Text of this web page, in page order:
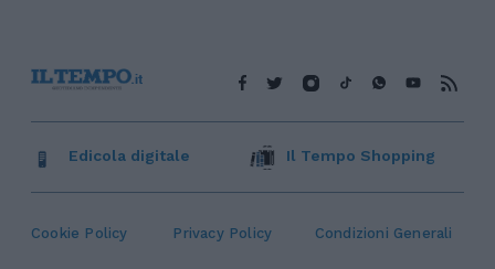
Cookie Policy Privacy Policy Condizioni Generali
Edicola digitale Il Tempo Shopping